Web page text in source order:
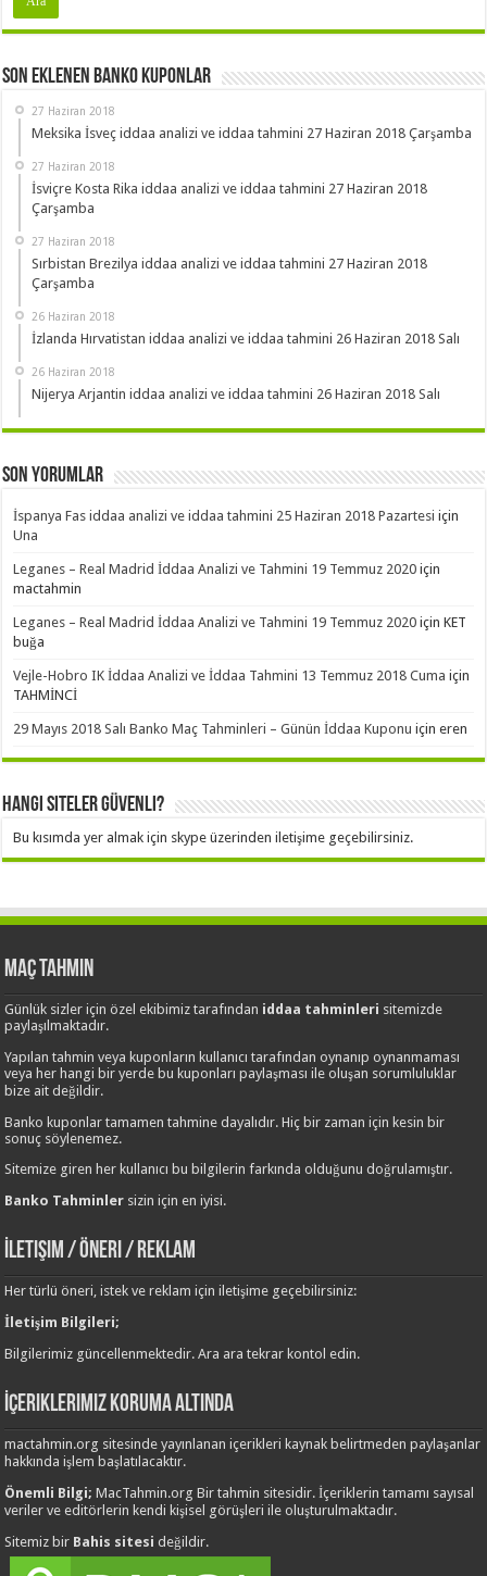
Son Eklenen Banko Kuponlar
27 Haziran 2018
Meksika İsveç iddaa analizi ve iddaa tahmini 27 Haziran 2018 Çarşamba
27 Haziran 2018
İsviçre Kosta Rika iddaa analizi ve iddaa tahmini 27 Haziran 2018
Çarşamba
27 Haziran 2018
Sırbistan Brezilya iddaa analizi ve iddaa tahmini 27 Haziran 2018
Çarşamba
26 Haziran 2018
İzlanda Hırvatistan iddaa analizi ve iddaa tahmini 26 Haziran 2018 Salı
26 Haziran 2018
Nijerya Arjantin iddaa analizi ve iddaa tahmini 26 Haziran 2018 Salı
Son Yorumlar
İspanya Fas iddaa analizi ve iddaa tahmini 25 Haziran 2018 Pazartesi için
Una
Leganes – Real Madrid İddaa Analizi ve Tahmini 19 Temmuz 2020 için
mactahmin
Leganes – Real Madrid İddaa Analizi ve Tahmini 19 Temmuz 2020 içinKET
buğa
Vejle-Hobro IK İddaa Analizi ve İddaa Tahmini 13 Temmuz 2018 Cuma için
TAHMİNCİ
29 Mayıs 2018 Salı Banko Maç Tahminleri – Günün İddaa Kuponu içineren
Hangi Siteler Güvenli?
Bu kısımda yer almak için skype üzerinden iletişime geçebilirsiniz.
Maç Tahmin
Günlük sizler için özel ekibimiz tarafından iddaa tahminleri sitemizde
paylaşılmaktadır.
Yapılan tahmin veya kuponların kullanıcı tarafından oynanıp oynanmaması
veya her hangi bir yerde bu kuponları paylaşması ile oluşan sorumluluklar
bize ait değildir.
Banko kuponlar tamamen tahmine dayalıdır. Hiç bir zaman için kesin bir
sonuç söylenemez.
Sitemize giren her kullanıcı bu bilgilerin farkında olduğunu doğrulamıştır.
Banko Tahminler sizin için en iyisi.
İletişim / Öneri / Reklam
Her türlü öneri, istek ve reklam için iletişime geçebilirsiniz:
İletişim Bilgileri;
Bilgilerimiz güncellenmektedir. Ara ara tekrar kontol edin.
İçeriklerimiz Koruma Altında
mactahmin.org sitesinde yayınlanan içerikleri kaynak belirtmeden paylaşanlar
hakkında işlem başlatılacaktır.
Önemli Bilgi;MacTahmin.org Bir tahmin sitesidir. İçeriklerin tamamı sayısal
veriler ve editörlerin kendi kişisel görüşleri ile oluşturulmaktadır.
Sitemiz bir Bahis sitesi değildir.